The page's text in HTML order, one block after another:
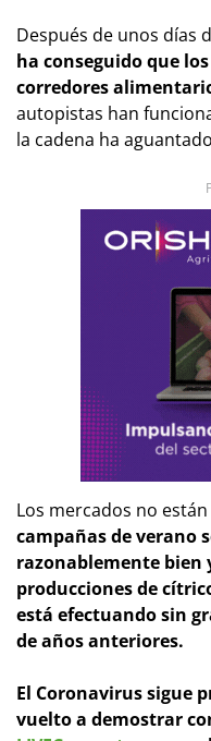
Después de unos días
ha conseguido que
corredores
autopistas han
la cadena ha
Los mercados no
campañas de verano
razonablemente
producciones de
está efectuando sin
de años anteriores.
El Coronavirus sigue
vuelto a demostrar